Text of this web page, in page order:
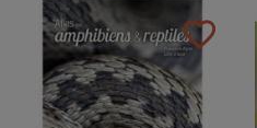
favorite_border